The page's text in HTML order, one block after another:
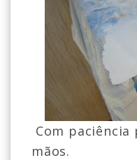
Com
mãos.